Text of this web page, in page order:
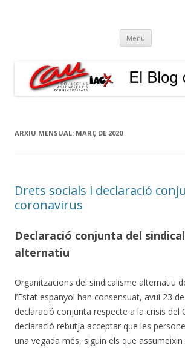
Menú Vés
contingut
ARXIU MENSUAL: MARÇ DE 2020
Drets socials i declaració
coronavirus
Declaració conjunta del
alternatiu
Organitzacions del sindicalisme alternatiu
l’Estat espanyol han consensuat, avui 23
declaració conjunta respecte a la crisis del
declaració rebutja acceptar que les
una vegada més, siguin els que